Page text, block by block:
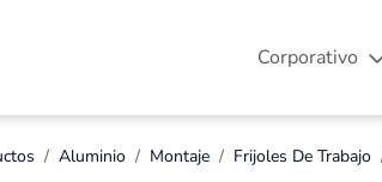
Corporativo
Aluminio Montaje Frijoles De Trabajo